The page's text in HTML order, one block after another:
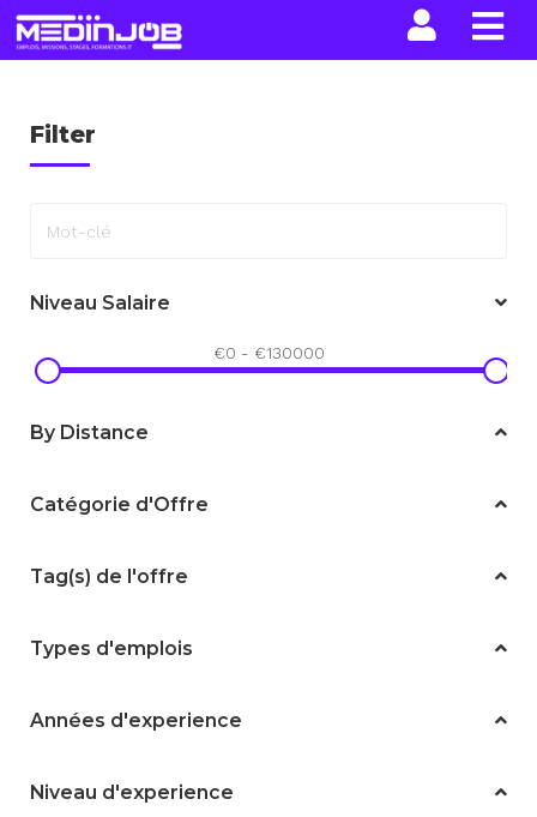
Filter
Niveau Salaire
€0 - €130000
By Distance
Catégorie d'Offre
Tag(s) de l'offre
Types d'emplois
Années d'experience
Niveau d'experience